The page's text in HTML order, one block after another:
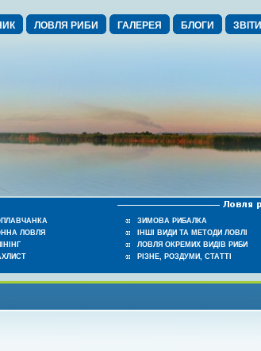
ЛОВЛЯ РИБИ ГАЛЕРЕЯ БЛОГИ ЗВІТИ
ЛОВЛЯ
ЗИМОВА РИБАЛКА
ІНШІ ВИДИ ТА МЕТОДИ ЛОВЛІ
ЛОВЛЯ ОКРЕМИХ ВИДІВ РИБИ
РІЗНЕ, РОЗДУМИ, СТАТТІ